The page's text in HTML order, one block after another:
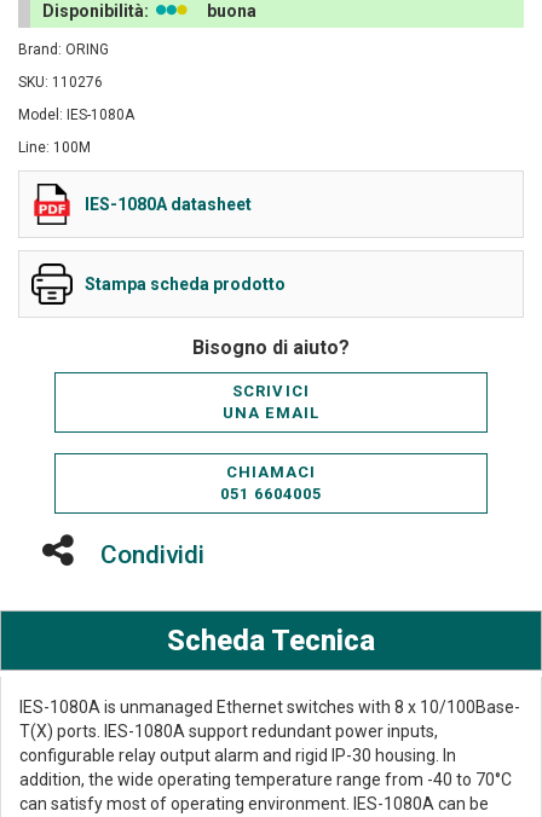
Disponibilità: buona
Brand: ORING
SKU: 110276
Model: IES-1080A
Line: 100M
IES-1080A datasheet
Stampa scheda prodotto
Bisogno di aiuto?
SCRIVICI
UNA EMAIL
CHIAMACI
051 6604005
Condividi
Scheda Tecnica
IES-1080A is unmanaged Ethernet switches with 8 x 10/100Base-
T(X) ports. IES-1080A support redundant power inputs,
configurable relay output alarm and rigid IP-30 housing. In
addition, the wide operating temperature range from -40 to 70°C
can satisfy most of operating environment. IES-1080A can be